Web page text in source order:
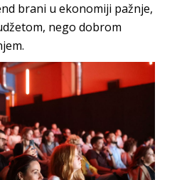
brani u ekonomiji pažnje,
nego dobrom